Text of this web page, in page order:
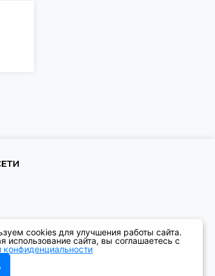
cookies для улучшения работы сайта.
использование сайта, вы соглашаетесь с
конфиденциальности